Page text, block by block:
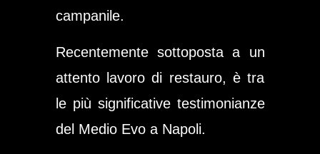
campanile.
Recentemente sottoposta a un
attento lavoro di restauro, è tra
le più significative testimonianze
del Medio Evo a Napoli.